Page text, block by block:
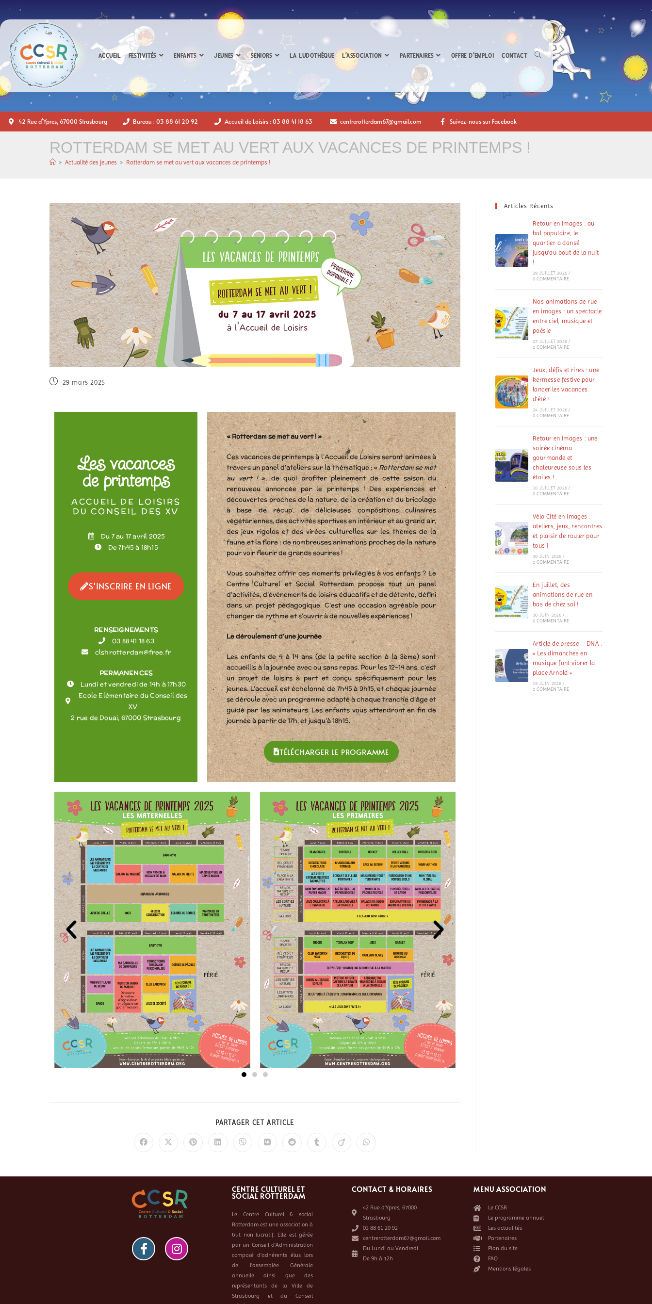
ACCUEIL FESTIVITÉS ENFANTS JEUNES SENIORS LA LUDOTHÈQUE L’ASSOCIATION PARTENAIRES OFFRE D’EMPLOI CONTACT
42 Rue d'Ypres, 67000 Strasbourg Bureau : 03 88 61 20 92 Accueil de Loisirs : 03 88 41 18 63 centrerotterdam67@gmail.com Suivez-nous sur Facebook
ROTTERDAM SE MET AU VERT AUX VACANCES DE PRINTEMPS !
> Actualité des jeunes > Rotterdam se met au vert aux vacances de printemps !
29 mars 2025
Les vacances
de printemps
ACCUEIL DE LOISIRS
DU CONSEIL DES XV
Du 7 au 17 avril 2025
De 7h45 à 18h15
S'INSCRIRE EN LIGNE
RENSEIGNEMENTS
03 88 41 18 63
clshrotterdam@free.fr
PERMANENCES
Lundi et vendredi de 14h à 17h30
Ecole Elémentaire du Conseil des
XV
2 rue de Douai, 67000 Strasbourg
« Rotterdam se met au vert ! »
Ces vacances de printemps à l’Accueil de Loisirs seront animées à
travers un panel d’ateliers sur la thématique : «Rotterdam se met
au vert !», de quoi profiter pleinement de cette saison du
renouveau annoncée par le printemps ! Des expériences et
découvertes proches de la nature, de la création et du bricolage
à base de récup’, de délicieuses compositions culinaires
végétariennes, des activités sportives en intérieur et au grand air,
des jeux rigolos et des virées culturelles sur les thèmes de la
faune et la flore : de nombreuses animations proches de la nature
pour voir fleurir de grands sourires !
Vous souhaitez offrir ces moments privilégiés à vos enfants ? Le
Centre Culturel et Social Rotterdam propose tout un panel
d’activités, d’événements de loisirs éducatifs et de détente, défini
dans un projet pédagogique. C’est une occasion agréable pour
changer de rythme et s’ouvrir à de nouvelles expériences !
Le déroulement d’une journée
Les enfants de 4 à 14 ans (de la petite section à la 3ème) sont
accueillis à la journée avec ou sans repas. Pour les 12-14 ans, c’est
un projet de loisirs à part et conçu spécifiquement pour les
jeunes. L’accueil est échelonné de 7h45 à 9h15, et chaque journée
se déroule avec un programme adapté à chaque tranche d’âge et
guidé par les animateurs. Les enfants vous attendront en fin de
journée à partir de 17h, et jusqu’à 18h15.
TÉLÉCHARGER LE PROGRAMME
PARTAGER CET ARTICLE
Articles Récents
Retour en images : au
bal populaire, le
quartier a dansé
jusqu’au bout de la nuit
!
29 JUILLET 2026 /
0 COMMENTAIRE
Nos animations de rue
en images : un spectacle
entre ciel, musique et
poésie
27 JUILLET 2026 /
0 COMMENTAIRE
Jeux, défis et rires : une
kermesse festive pour
lancer les vacances
d’été !
24 JUILLET 2026 /
0 COMMENTAIRE
Retour en images : une
soirée cinéma
gourmande et
chaleureuse sous les
étoiles !
10 JUILLET 2026 /
0 COMMENTAIRE
Vélo Cité en images :
ateliers, jeux, rencontres
et plaisir de rouler pour
tous !
30 JUIN 2026 /
0 COMMENTAIRE
En juillet, des
animations de rue en
bas de chez soi !
30 JUIN 2026 /
0 COMMENTAIRE
Article de presse – DNA :
« Les dimanches en
musique font vibrer la
place Arnold »
19 JUIN 2026 /
0 COMMENTAIRE
CENTRE CULTUREL ET
SOCIAL ROTTERDAM
Le Centre Culturel & social
Rotterdam est une association à
but non lucratif. Elle est gérée
par un Conseil d’Administration
composé d’adhérents élus lors
de l’assemblée Générale
annuelle ainsi que des
représentants de la Ville de
Strasbourg et du Conseil
CONTACT & HORAIRES
42 Rue d’Ypres, 67000
Strasbourg
03 88 61 20 92
centrerotterdam67@gmail.com
Du Lundi au Vendredi
De 9h à 12h
MENU ASSOCIATION
Le CCSR
Le programme annuel
Les actualités
Partenaires
Plan du site
FAQ
Mentions légales